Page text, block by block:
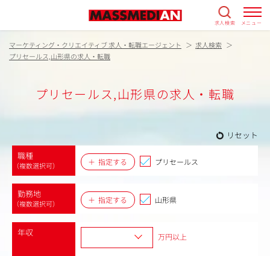
求人検索 メニュー
マーケティング・クリエイティブ 求人・転職エージェント
求人検索
プリセールス,山形県の求人・転職
プリセールス,山形県の求人・転職
リセット
職種
（複数選択可） 指定する プリセールス
勤務地
（複数選択可） 指定する 山形県
年収 万円以上